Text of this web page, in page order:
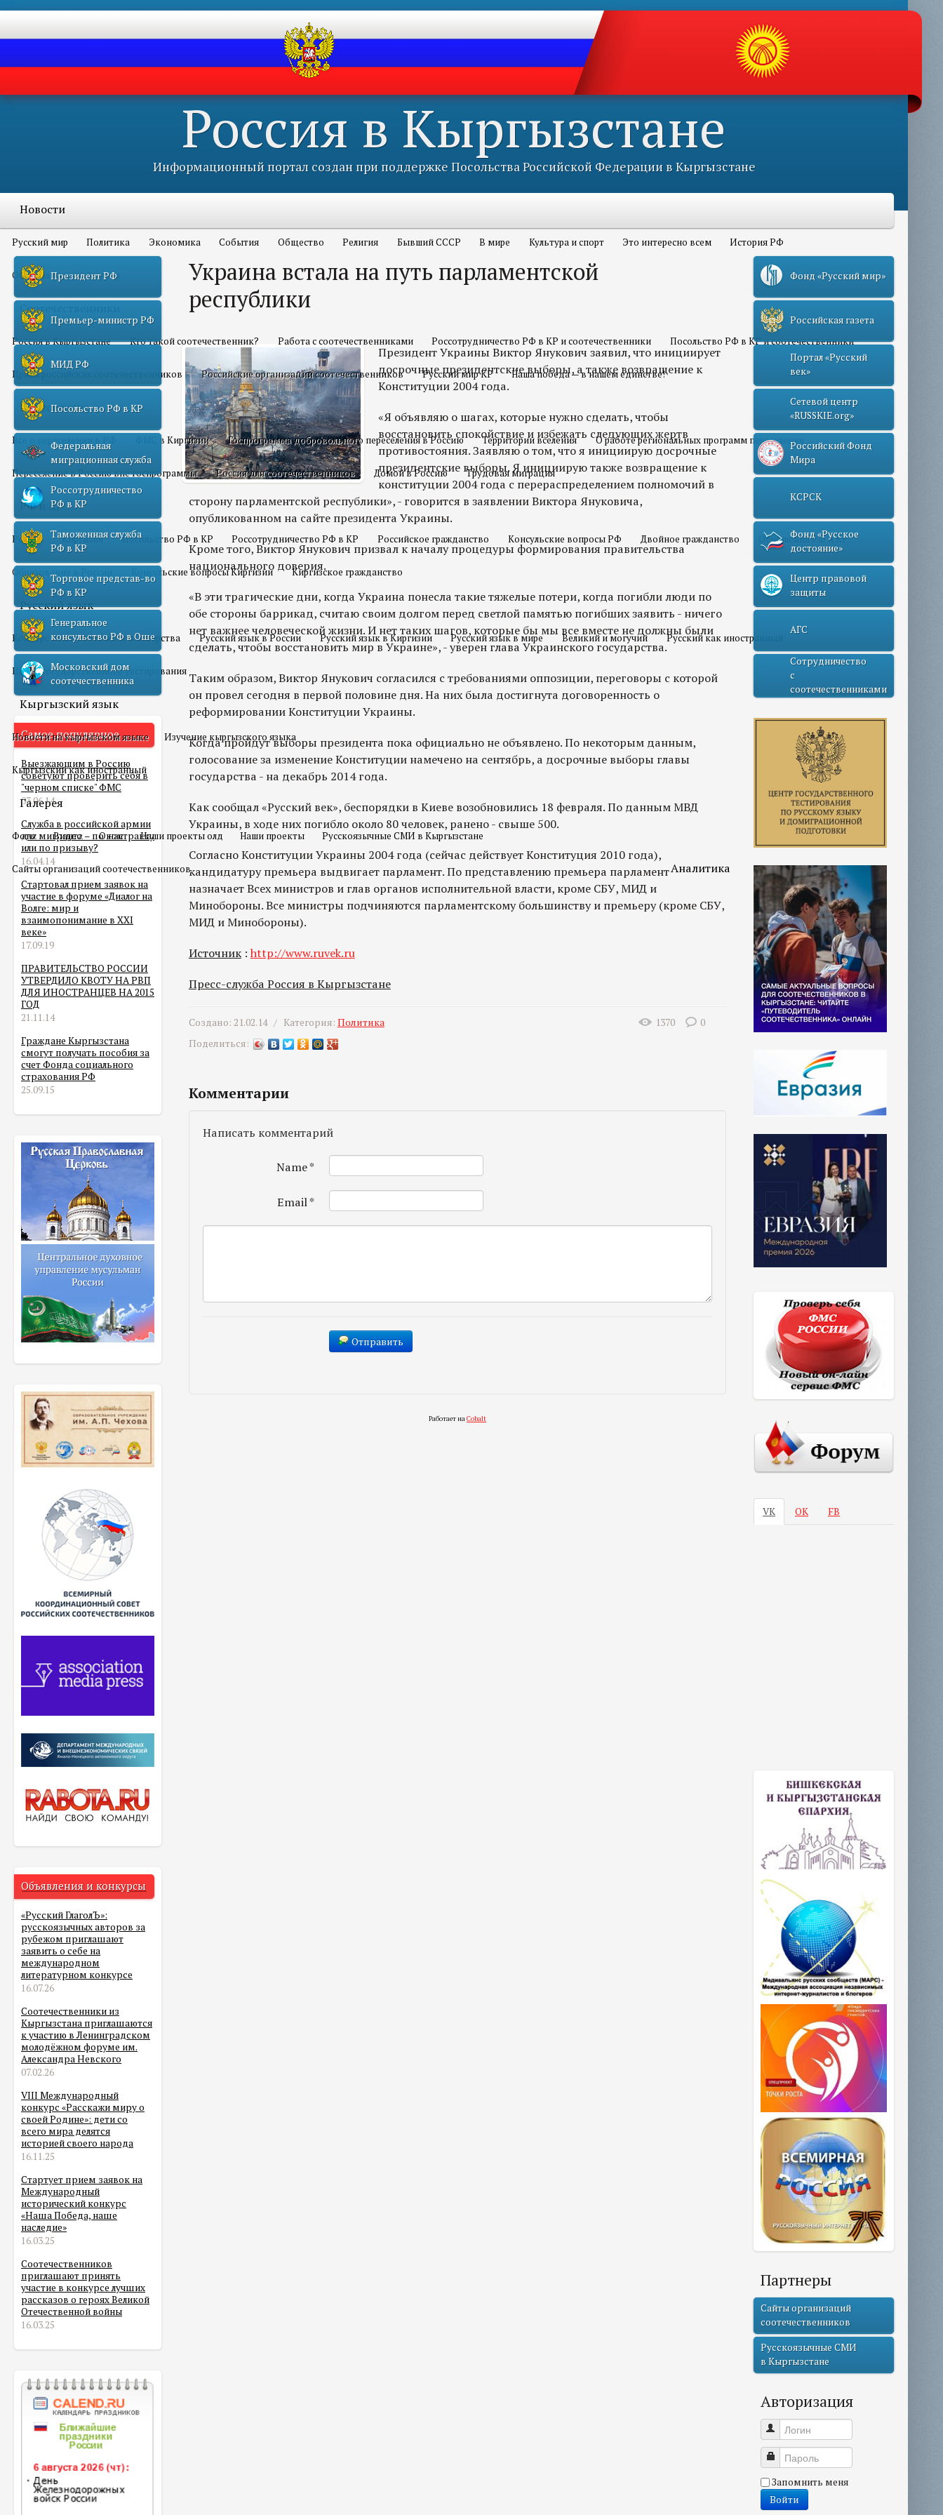
Россия в Кыргызстане
Информационный портал создан при поддержке Посольства Российской Федерации в Кыргызстане
Новости
Русский мир Политика Экономика События Общество Религия Бывший СССР В мире Культура и спорт Это интересно всем История РФ
Объявления и конкурсы
Соотечественники
Россия в Кыргызстане Кто такой соотечественник? Работа с соотечественниками Россотрудничество РФ в КР и соотечественники Посольство РФ в КР и соотечественники
Права российских соотечественников Российские организации соотечественников Русский мир КР Наша победа — в нашем единстве!
Переселение
Все о переселении в РФ ФМС в Киргизии Госпрограмма добровольного переселения в Россию Территории вселения О работе региональных программ переселения
Переселение в Россию вне госпрограммы Россия для соотечественников Домой в Россию Трудовая миграция
РФ и КР
Россия Киргизия Посольство РФ в КР Россотрудничество РФ в КР Российское гражданство Консульские вопросы РФ Двойное гражданство Отношения РФ и КР
Образование в России Консульские вопросы Киргизии Киргизское гражданство
Русский язык
Конкурс педагогического мастерства Русский язык в России Русский язык в Киргизии Русский язык в мире Великий и могучий Русский как иностранный
Центр государственного тестирования
Кыргызский язык
Новости на кыргызском языке Изучение кыргызского языка
Кыргызский как иностранный
Галерея
Фото Видео О нас Наши проекты олд Наши проекты Русскоязычные СМИ в Кыргызстане
Сайты организаций соотечественников Аналитика
Президент РФ
Премьер-министр РФ
МИД РФ
Посольство РФ в КР
Федеральная
миграционная служба
Россотрудничество
РФ в КР
Таможенная служба
РФ в КР
Торговое представ-во
РФ в КР
Генеральное
консульство РФ в Оше
Московский дом
соотечественника
Самое популярное
Выезжающим в Россию
советуют проверить себя в
"черном списке" ФМС
03.06.14
Служба в российской армии
для мигранта – по контракту
или по призыву?
16.04.14
Стартовал прием заявок на
участие в форуме «Диалог на
Волге: мир и
взаимопонимание в XXI
веке»
17.09.19
ПРАВИТЕЛЬСТВО РОССИИ
УТВЕРДИЛО КВОТУ НА РВП
ДЛЯ ИНОСТРАНЦЕВ НА 2015
ГОД
21.11.14
Граждане Кыргызстана
смогут получать пособия за
счет Фонда социального
страхования РФ
25.09.15
Объявления и конкурсы
«Русский ГлаголЪ»:
русскоязычных авторов за
рубежом приглашают
заявить о себе на
международном
литературном конкурсе
16.07.26
Соотечественники из
Кыргызстана приглашаются
к участию в Ленинградском
молодёжном форуме им.
Александра Невского
07.02.26
VIII Международный
конкурс «Расскажи миру о
своей Родине»: дети со
всего мира делятся
историей своего народа
16.11.25
Стартует прием заявок на
Международный
исторический конкурс
«Наша Победа, наше
наследие»
16.03.25
Соотечественников
приглашают принять
участие в конкурсе лучших
рассказов о героях Великой
Отечественной войны
16.03.25
Украина встала на путь парламентской
республики
Президент Украины Виктор Янукович заявил, что инициирует
досрочные президентские выборы, а также возвращение к
Конституции 2004 года.
«Я объявляю о шагах, которые нужно сделать, чтобы
восстановить спокойствие и избежать следующих жертв
противостояния. Заявляю о том, что я инициирую досрочные
президентские выборы. Я инициирую также возвращение к
конституции 2004 года с перераспределением полномочий в
сторону парламентской республики», - говорится в заявлении Виктора Януковича,
опубликованном на сайте президента Украины.
Кроме того, Виктор Янукович призвал к началу процедуры формирования правительства
национального доверия.
«В эти трагические дни, когда Украина понесла такие тяжелые потери, когда погибли люди по
обе стороны баррикад, считаю своим долгом перед светлой памятью погибших заявить - ничего
нет важнее человеческой жизни. И нет таких шагов, которые бы мы все вместе не должны были
сделать, чтобы восстановить мир в Украине», - уверен глава Украинского государства.
Таким образом, Виктор Янукович согласился с требованиями оппозиции, переговоры с которой
он провел сегодня в первой половине дня. На них была достигнута договоренность о
реформировании Конституции Украины.
Когда пройдут выборы президента пока официально не объявлено. По некоторым данным,
голосование за изменение Конституции намечено на сентябрь, а досрочные выборы главы
государства - на декабрь 2014 года.
Как сообщал «Русский век», беспорядки в Киеве возобновились 18 февраля. По данным МВД
Украины, в ходе них погибло около 80 человек, ранено - свыше 500.
Согласно Конституции Украины 2004 года (сейчас действует Конституция 2010 года),
кандидатуру премьера выдвигает парламент. По представлению премьера парламент
назначает Всех министров и глав органов исполнительной власти, кроме СБУ, МИД и
Минобороны. Все министры подчиняются парламентскому большинству и премьеру (кроме СБУ,
МИД и Минобороны).
Источник: http://www.ruvek.ru
Пресс-служба Россия в Кыргызстане
Создано: 21.02.14 / Категория: Политика 1370
0
Поделиться:
Комментарии
Написать комментарий
Name*
Email*
Отправить
Работает наCobalt
Фонд «Русский мир»
Российская газета
Портал «Русский
век»
Сетевой центр
«RUSSKIE.org»
Российский Фонд
Мира
КСРСК
Фонд «Русское
достояние»
Центр правовой
защиты
АГС
Сотрудничество
с
соотечественниками
VK ОК FB
Партнеры
Сайты организаций
соотечественников
Русскоязычные СМИ
в Кыргызстане
Авторизация
Логин
Пароль
Запомнить меня
Войти